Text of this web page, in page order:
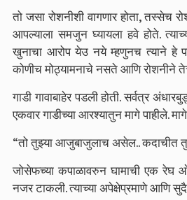
तो जसा रोशनीशी वागणार होता, तस्सेच
आपल्याला समजुन घ्यायला हवे होते.
खुनाचा आरोप येउ नये म्हणुनच त्याने हे
कोणीच मोठ्यामनाचे नसते आणि रोशनीने
गाडी गावाबाहेर पडली होती. सर्वत्र
एकवार गाडीच्या आरश्यातुन मागे पाहीले.
“तो तुझ्या आजुबाजुलाच असेल.. कदाचीत
जोसेफच्या कपाळावरुन घामाची एक रेघ
नजर टाकली. त्याच्या अपेक्षेप्रमाणे आणि